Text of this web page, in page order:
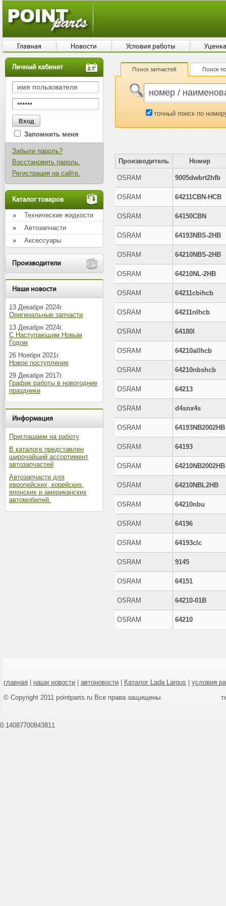
Личный кабинет
Запомнить меня
Забыли пароль?
Восстановить пароль.
Регистрация на сайте.
Каталог товаров
Технические жидкости
Автозапчасти
Аксессуары
Производители
Наши новости
13 Декабря 2024г.
Оригинальные запчасти
13 Декабря 2024г.
С Наступающим Новым
Годом
26 Ноября 2021г.
Новое поступление
29 Декабря 2017г.
График работы в новогодние
праздники
Информация
Приглашаем на работу
В каталоге представлен
широчайший ассортимент
автозапчастей
Автозапчасти для
европейских, корейских,
японских и американских
автомобилей.
Поиск запчастей Поиск
точный поиск по
Производитель Номер
OSRAM 9005dwbrt2hfb
OSRAM 64211CBN-HCB
OSRAM 64150CBN
OSRAM 64193NBS-2HB
OSRAM 64210NBS-2HB
OSRAM 64210NL-2HB
OSRAM 64211cbihcb
OSRAM 64211nlhcb
OSRAM 64180l
OSRAM 64210allhcb
OSRAM 64210nbshcb
OSRAM 64213
OSRAM d4snx4s
OSRAM 64193NB2002HB
OSRAM 64193
OSRAM 64210NB2002HB
OSRAM 64210NBL2HB
OSRAM 64210nbu
OSRAM 64196
OSRAM 64193clc
OSRAM 9145
OSRAM 64151
OSRAM 64210-01B
OSRAM 64210
главная наши новости автоновости Каталог Lada Largus
условия
© Copyright 2011 pointparts.ru Все права защищены.
Главная Новости Условия работы
0.14087700843811